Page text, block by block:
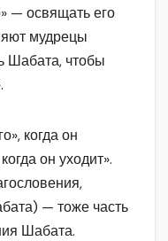
— освящать его
мудрецы
Шабата, чтобы
когда он
он уходит».
— тоже часть
Шабата.